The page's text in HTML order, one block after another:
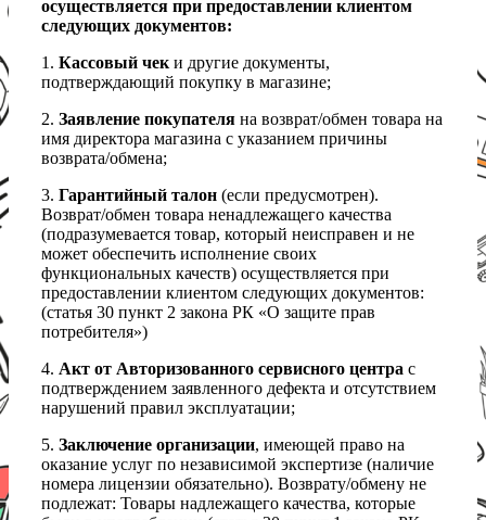
осуществляется при предоставлении клиентом
следующих документов:
1. Кассовый чек и другие документы,
подтверждающий покупку в магазине;
2. Заявление покупателя на возврат/обмен товара на
имя директора магазина с указанием причины
возврата/обмена;
3. Гарантийный талон (если предусмотрен).
Возврат/обмен товара ненадлежащего качества
(подразумевается товар, который неисправен и не
может обеспечить исполнение своих
функциональных качеств) осуществляется при
предоставлении клиентом следующих документов:
(статья 30 пункт 2 закона РК «О защите прав
потребителя»)
4. Акт от Авторизованного сервисного центра с
подтверждением заявленного дефекта и отсутствием
нарушений правил эксплуатации;
5. Заключение организации, имеющей право на
оказание услуг по независимой экспертизе (наличие
номера лицензии обязательно). Возврату/обмену не
подлежат: Товары надлежащего качества, которые